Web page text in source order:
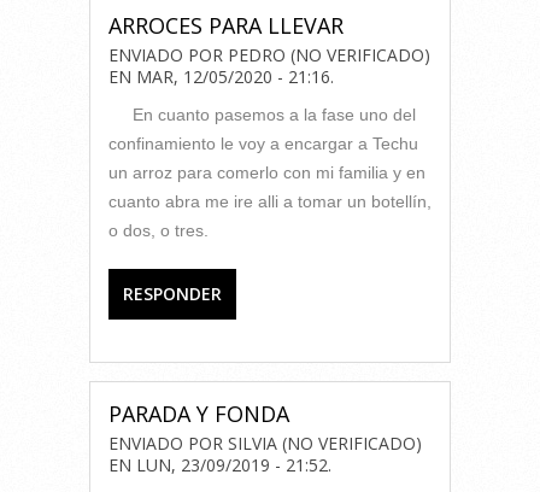
ARROCES PARA LLEVAR
ENVIADO POR PEDRO (NO VERIFICADO)
EN MAR, 12/05/2020 - 21:16.
En cuanto pasemos a la fase uno del
confinamiento le voy a encargar a Techu
un arroz para comerlo con mi familia y en
cuanto abra me ire alli a tomar un botellín,
o dos, o tres.
RESPONDER
PARADA Y FONDA
ENVIADO POR SILVIA (NO VERIFICADO)
EN LUN, 23/09/2019 - 21:52.